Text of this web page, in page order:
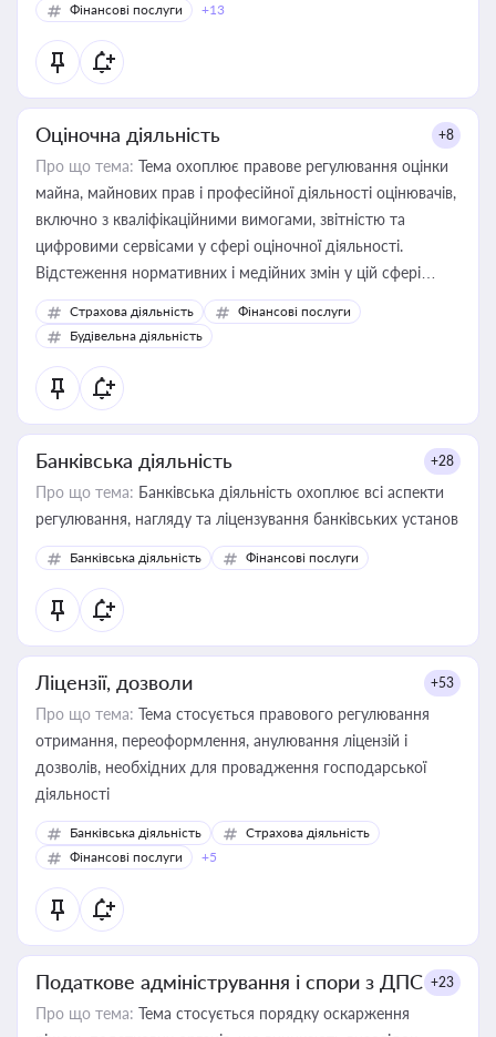
Фінансові послуги
+13
Оціночна діяльність +8
Про що тема: Тема охоплює правове регулювання оцінки
майна, майнових прав і професійної діяльності оцінювачів,
включно з кваліфікаційними вимогами, звітністю та
цифровими сервісами у сфері оціночної діяльності.
Відстеження нормативних і медійних змін у цій сфері
корисне для власника бізнесу, керівника, юриста або
бухгалтера під час оподаткування, приватизації, оренди
державного майна, корпоративних угод і перевірки
статусу суб'єктів оціночної діяльності
Страхова діяльність
Фінансові послуги
Будівельна діяльність
Банківська діяльність +28
Про що тема: Банківська діяльність охоплює всі аспекти
регулювання, нагляду та ліцензування банківських установ
Банківська діяльність Фінансові послуги
Ліцензії, дозволи +53
Про що тема: Тема стосується правового регулювання
отримання, переоформлення, анулювання ліцензій і
дозволів, необхідних для провадження господарської
діяльності
Банківська діяльність
Страхова діяльність
Фінансові послуги
+5
Податкове адміністрування і спори з ДПС +23
Про що тема: Тема стосується порядку оскарження